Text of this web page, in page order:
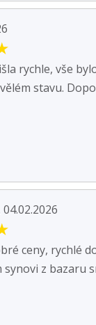
rychle, vše
stavu.
ceny, rychlé
synovi z bazaru